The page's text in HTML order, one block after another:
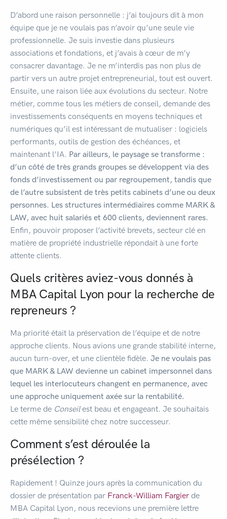
D’abord une raison personnelle : j’ai toujours dit à mon
équipe que je ne voulais pas n’avoir qu’une seule vie
professionnelle. Je suis investie dans plusieurs
associations et fondations, et j’avais à cœur de m’y
consacrer davantage. Je ne m’interdis pas non plus de
partir vers un autre projet entrepreneurial, tout est ouvert.
Ensuite, une raison liée aux évolutions du secteur. Notre
métier, comme tous les métiers de conseil, demande des
investissements conséquents en moyens techniques et
numériques qu’il est intéressant de mutualiser : logiciels
performants, outils de gestion des échéances, et
maintenant l’IA. Par ailleurs, le paysage se transforme :
d’un côté de très grands groupes se développent via des
fonds d’investissement ou par regroupement, tandis que
de l’autre subsistent de très petits cabinets d’une ou deux
personnes. Les structures intermédiaires comme MARK &
LAW, avec huit salariés et 600 clients, deviennent rares.
Enfin, pouvoir proposer l’activité brevets, secteur clé en
matière de propriété industrielle répondait à une forte
attente clients.
Quels critères aviez-vous donnés à
MBA Capital Lyon pour la recherche de
repreneurs ?
Ma priorité était la préservation de l’équipe et de notre
approche clients. Nous avions une grande stabilité interne,
aucun turn-over, et une clientèle fidèle. Je ne voulais pas
que MARK & LAW devienne un cabinet impersonnel dans
lequel les interlocuteurs changent en permanence, avec
une approche uniquement axée sur la rentabilité.
Le terme de Conseilest beau et engageant. Je souhaitais
cette même sensibilité chez notre successeur.
Comment s’est déroulée la
présélection ?
Rapidement ! Quinze jours après la communication du
dossier de présentation par Franck-William Fargier de
MBA Capital Lyon, nous recevions une première lettre